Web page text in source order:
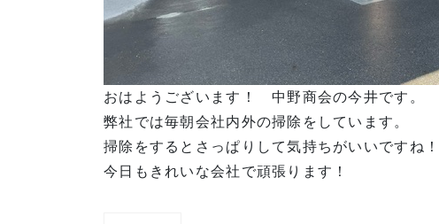
おはようございます！ 中野商会の今井です。
弊社では毎朝会社内外の掃除をしています。
掃除をするとさっぱりして気持ちがいいですね！
今日もきれいな会社で頑張ります！